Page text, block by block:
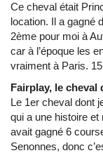
Ce cheval était
location. Il a gagné
2ème pour moi à
car à l’époque les
vraiment à Paris.
Fairplay, le cheval
Le 1er cheval dont
qui a une histoire et
avait gagné 6
Senonnes, donc